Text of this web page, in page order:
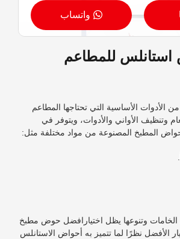
واتساب
استانلس للمطاعم
الأدوات الأساسية التي تحتاجها المطاعم
وتنظيف الأواني والأدوات، ويتوفر في
المطبخ المصنوعة من مواد مختلفة مثل:
وتنوعها يظل اختيار افضل حوض مطبخ
الأفضل نظرًا لما تتميز به أحواض الاستانلس